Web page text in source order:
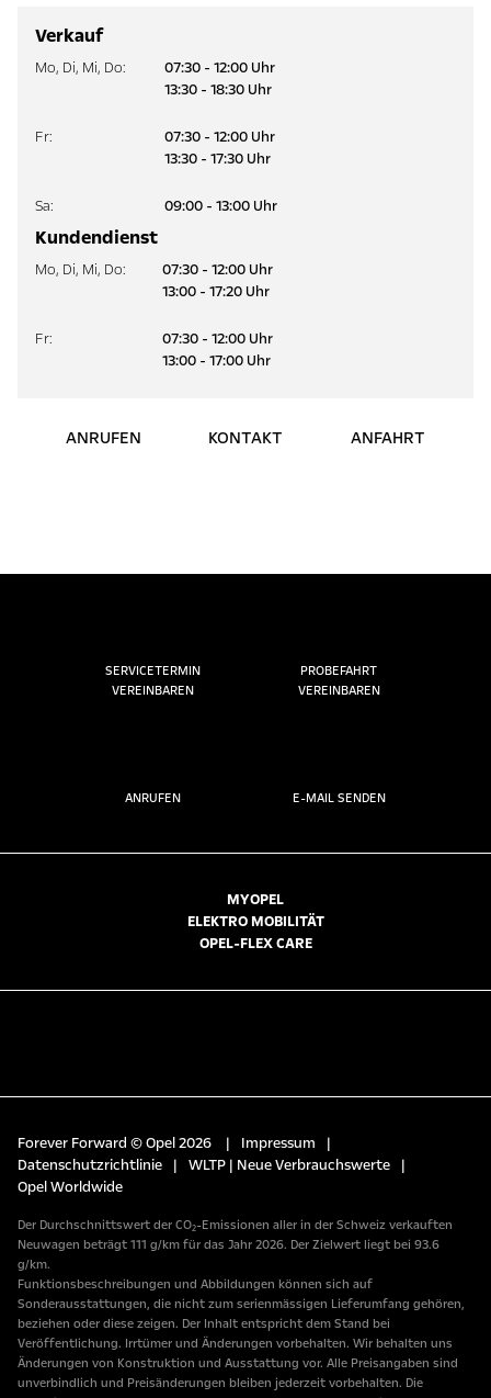
Verkauf
Mo, Di, Mi, Do:
07:30 - 12:00 Uhr
13:30 - 18:30 Uhr
Fr:
07:30 - 12:00 Uhr
13:30 - 17:30 Uhr
Sa: 09:00 - 13:00 Uhr
Kundendienst
Mo, Di, Mi, Do:
07:30 - 12:00 Uhr
13:00 - 17:20 Uhr
Fr:
07:30 - 12:00 Uhr
13:00 - 17:00 Uhr
ANRUFEN KONTAKT ANFAHRT
SERVICETERMIN
VEREINBAREN
PROBEFAHRT
VEREINBAREN
ANRUFEN E-MAIL SENDEN
MYOPEL
ELEKTRO MOBILITÄT
OPEL-FLEX CARE
Forever Forward © Opel 2026 | Impressum
|
Datenschutzrichtlinie
| WLTP | Neue Verbrauchswerte
|
Opel Worldwide
Der Durchschnittswert der CO₂-Emissionen aller in der Schweiz verkauften
Neuwagen beträgt 111 g/km für das Jahr 2026. Der Zielwert liegt bei 93.6
g/km.
Funktionsbeschreibungen und Abbildungen können sich auf
Sonderausstattungen, die nicht zum serienmässigen Lieferumfang gehören,
beziehen oder diese zeigen. Der Inhalt entspricht dem Stand bei
Veröffentlichung. Irrtümer und Änderungen vorbehalten. Wir behalten uns
Änderungen von Konstruktion und Ausstattung vor. Alle Preisangaben sind
unverbindlich und Preisänderungen bleiben jederzeit vorbehalten. Die